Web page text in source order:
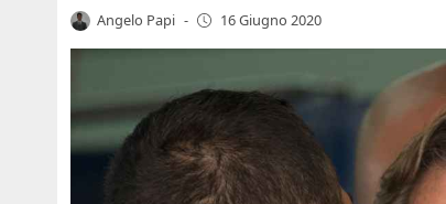
Angelo Papi - 16 Giugno 2020